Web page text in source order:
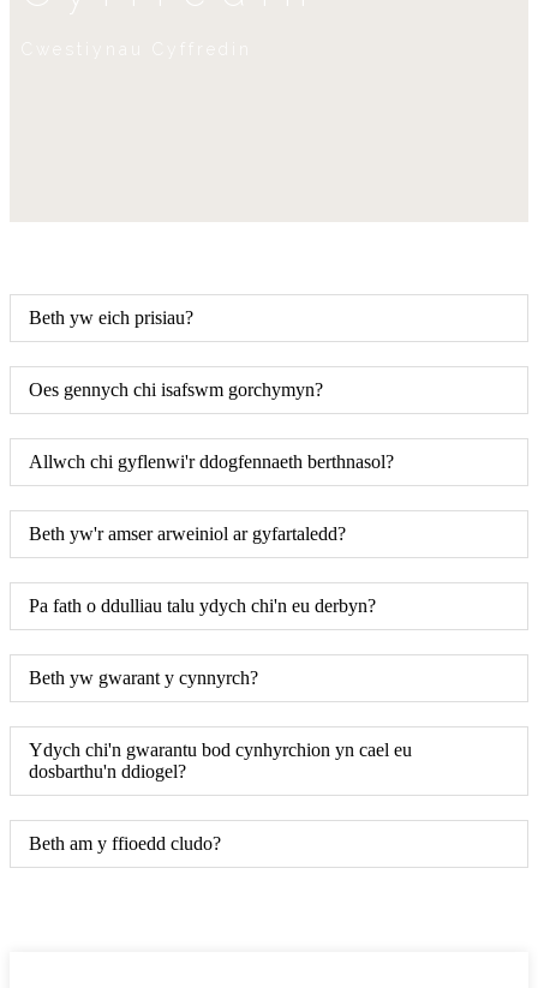
Beth yw eich prisiau?
Oes gennych chi isafswm gorchymyn?
Allwch chi gyflenwi'r ddogfennaeth berthnasol?
Beth yw'r amser arweiniol ar gyfartaledd?
Pa fath o ddulliau talu ydych chi'n eu derbyn?
Beth yw gwarant y cynnyrch?
Ydych chi'n gwarantu bod cynhyrchion yn cael eu
dosbarthu'n ddiogel?
Beth am y ffioedd cludo?